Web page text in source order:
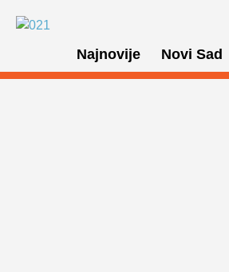
Najnovije Novi Sad